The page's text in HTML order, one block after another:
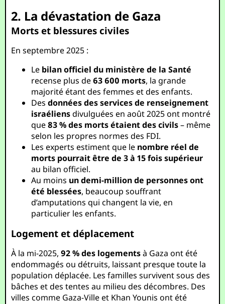
2. La dévastation de Gaza
Morts et blessures civiles
En septembre 2025 :
Le bilan officiel du ministère de la Santé
recense plus de63 600 morts, la grande
majorité étant des femmes et des enfants.
Desdonnées des services de renseignement
israéliensdivulguées en août 2025 ont montré
que83 % des morts étaient des civils– même
selon les propres normes des FDI.
Les experts estiment que le nombre réel de
morts pourrait être de 3 à 15 fois supérieur
au bilan officiel.
Au moins un demi-million de personnes ont
été blessées, beaucoup souffrant
d’amputations qui changent la vie, en
particulier les enfants.
Logement et déplacement
À la mi-2025,92 % des logementsà Gaza ont été
endommagés ou détruits, laissant presque toute la
population déplacée. Les familles survivent sous des
bâches et des tentes au milieu des décombres. Des
villes comme Gaza-Ville et Khan Younis ont été